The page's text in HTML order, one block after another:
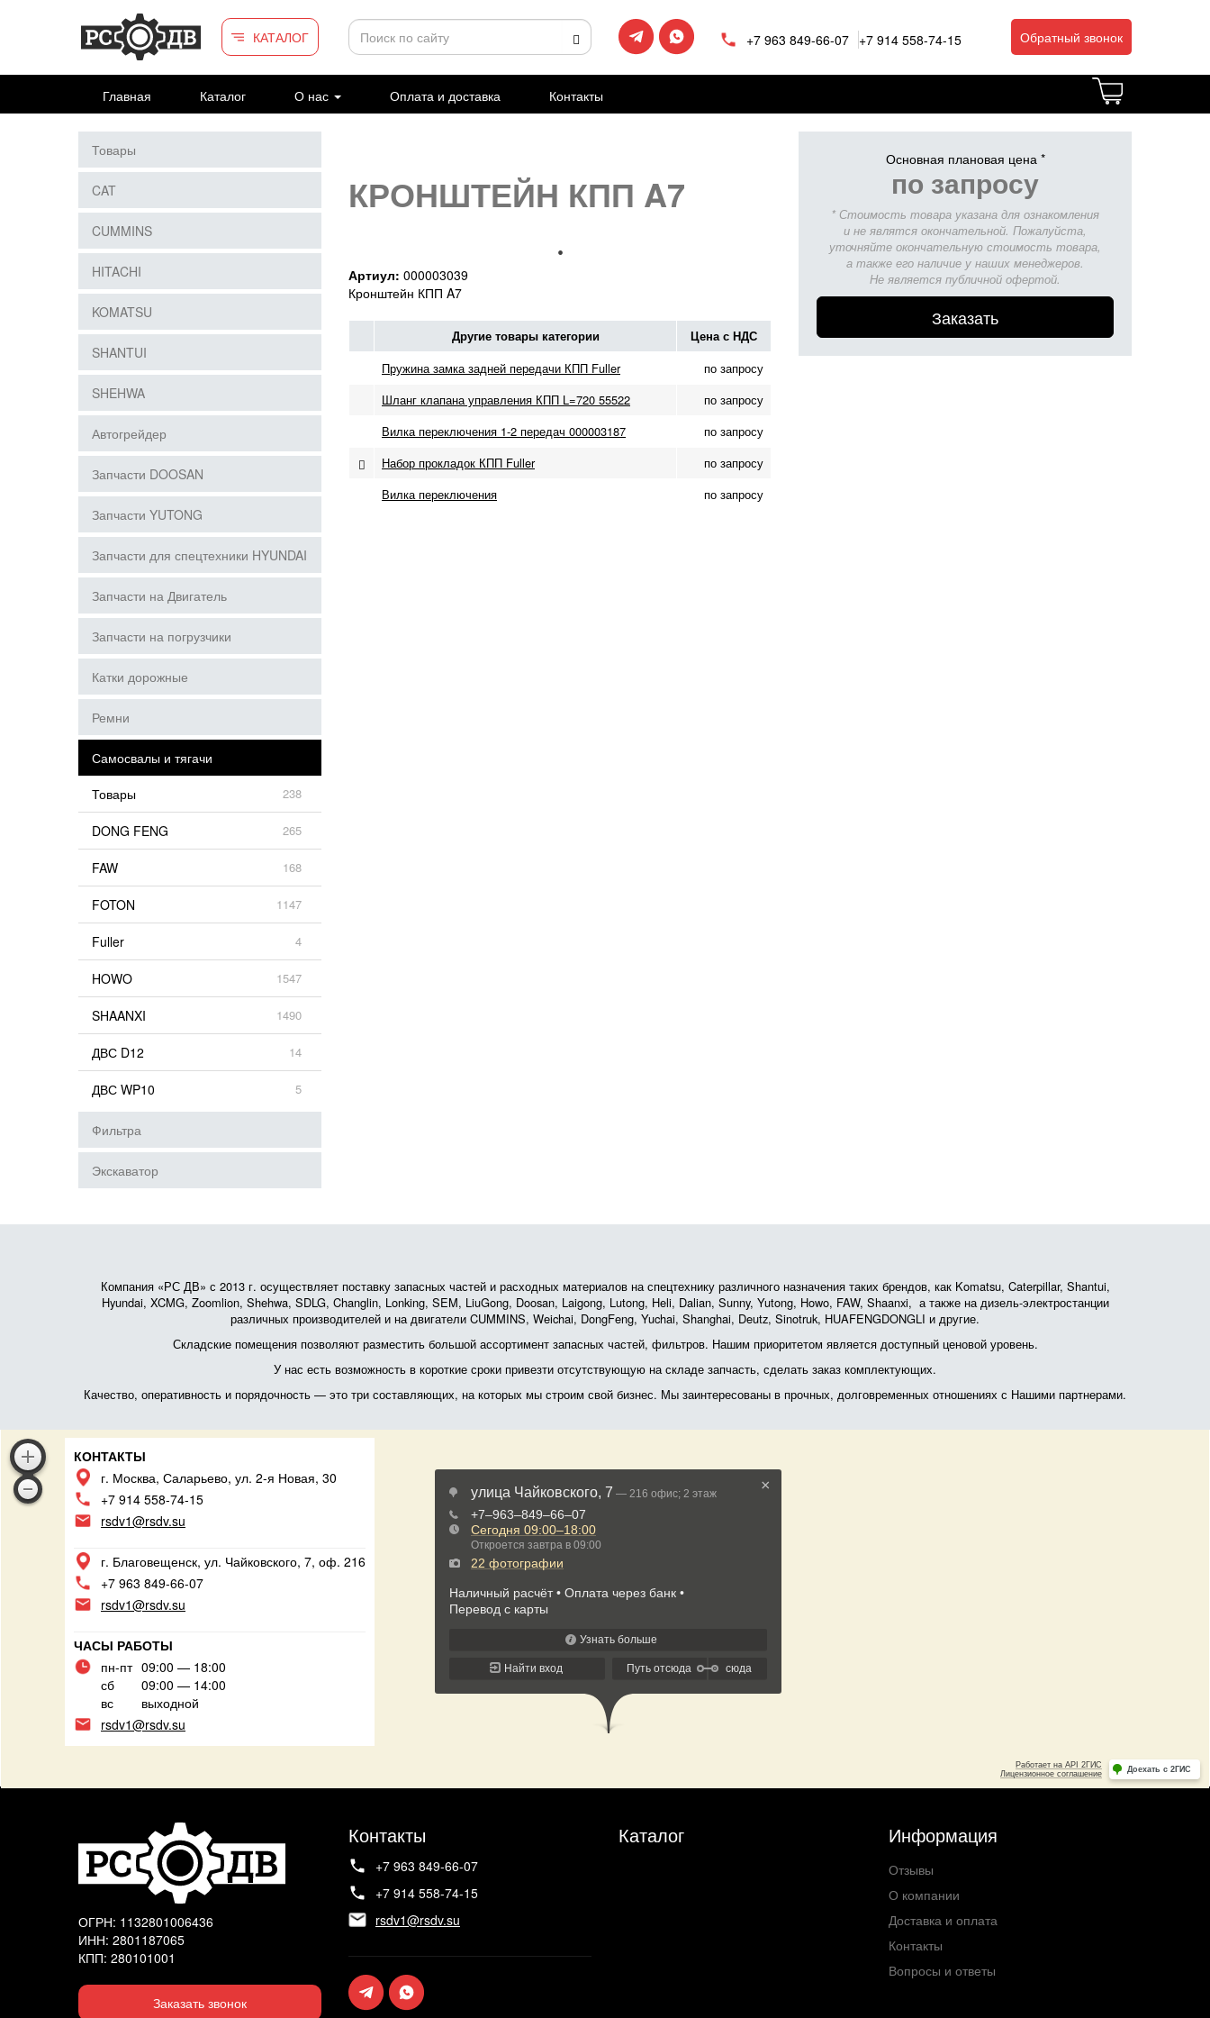
Перейти к основному содержанию
КАТАЛОГ
+7 963 849-66-07 +7 914 558-74-15 Обратный звонок
Главная Каталог О нас Оплата и доставка Контакты
КРОНШТЕЙН КПП A7
Артиул: 000003039
Кронштейн КПП A7
Другие товары категории Цена с НДС
Пружина замка задней передачи КПП Fuller
по запросу
Шланг клапана управления КПП L=720 55522
по запросу
Вилка переключения 1-2 передач 000003187
по запросу
Набор прокладок КПП Fuller
по запросу
Вилка переключения
по запросу
Основная плановая цена *
по запросу
* Стоимость товара указана для ознакомления
и не являтся окончательной. Пожалуйста,
уточняйте окончательную стоимость товара,
а также его наличие у наших менеджеров.
Не является публичной офертой.
Заказать
Товары
CAT
CUMMINS
HITACHI
KOMATSU
SHANTUI
SHEHWA
Автогрейдер
Запчасти DOOSAN
Запчасти YUTONG
Запчасти для спецтехники HYUNDAI
Запчасти на Двигатель
Запчасти на погрузчики
Катки дорожные
Ремни
Самосвалы и тягачи
Товары
238
DONG FENG 265
FAW 168
FOTON 1147
Fuller 4
HOWO 1547
SHAANXI 1490
ДВС D12 14
ДВС WP10 5
Фильтра
Экскаватор
Компания «РС ДВ» с 2013 г. осуществляет поставку запасных частей и расходных материалов на спецтехнику различного назначения таких брендов, как Komatsu, Caterpillar, Shantui,
Hyundai, XCMG, Zoomlion, Shehwa, SDLG, Changlin, Lonking, SEM, LiuGong, Doosan, Laigong, Lutong, Heli, Dalian, Sunny, Yutong, Howo, FAW, Shaanxi, а также на дизель-электростанции
различных производителей и на двигатели CUMMINS, Weichai, DongFeng, Yuchai, Shanghai, Deutz, Sinotruk, HUAFENGDONGLI и другие.
Складские помещения позволяют разместить большой ассортимент запасных частей, фильтров. Нашим приоритетом является доступный ценовой уровень.
У нас есть возможность в короткие сроки привезти отсутствующую на складе запчасть, сделать заказ комплектующих.
Качество, оперативность и порядочность — это три составляющих, на которых мы строим свой бизнес. Мы заинтересованы в прочных, долговременных отношениях с Нашими партнерами.
КОНТАКТЫ
г. Москва, Саларьево, ул. 2-я Новая, 30
+7 914 558-74-15
rsdv1@rsdv.su
г. Благовещенск, ул. Чайковского, 7, оф. 216
+7 963 849-66-07
rsdv1@rsdv.su
ЧАСЫ РАБОТЫ
пн-пт 09:00 — 18:00
сб
09:00 — 14:00
вс
выходной
rsdv1@rsdv.su
ОГРН: 1132801006436
ИНН: 2801187065
КПП: 280101001
Заказать звонок
Контакты
+7 963 849-66-07
+7 914 558-74-15
rsdv1@rsdv.su
Каталог Информация
Отзывы
О компании
Доставка и оплата
Контакты
Вопросы и ответы